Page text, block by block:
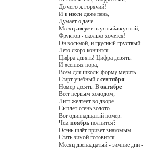
До чего ж горячий!
И в июледаже пень,
Думает о даче.
Месяц августвкусный-вкусный,
Фруктов - сколько хочется!
Он восьмой, и грусный-грустный -
Лето скоро кончится...
Цифра девять! Цифра девять,
И осенняя пора,
Всем для школы форму мерить -
Старт учебный с сентября
Номер десять. В октябре
Веет первым холодом;
Лист желтеет во дворе -
Сыплет осень золото.
Вот одиннадцатый номер.
Чем ноябрьполнится?
Осень шлёт привет знакомым -
Стать зимой готовится.
Месяц двенадцатый - зимние дни -